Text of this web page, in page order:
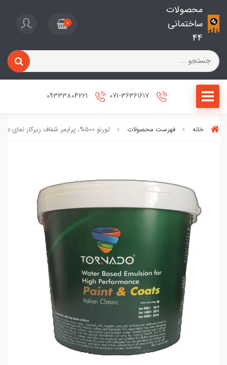
محصولات
ساختمانی
44
0
خانه فهرست محصولات تورنو 500%، پرایمر شفاف زیرکار نمای داخلی تورنادو